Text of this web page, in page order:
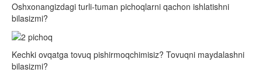
Oshxonangizdagi turli-tuman pichoqlarni qachon ishlatishni
bilasizmi?
Kechki ovqatga tovuq pishirmoqchimisiz? Tovuqni maydalashni
bilasizmi?